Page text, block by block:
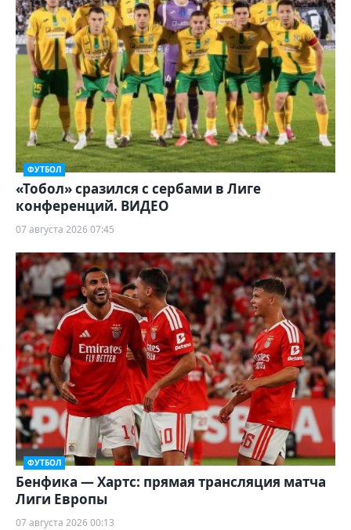
ФУТБОЛ
«Тобол» сразился с сербами в Лиге
конференций. ВИДЕО
07 августа 2026 07:45
ФУТБОЛ
Бенфика — Хартс: прямая трансляция матча
Лиги Европы
07 августа 2026 00:13